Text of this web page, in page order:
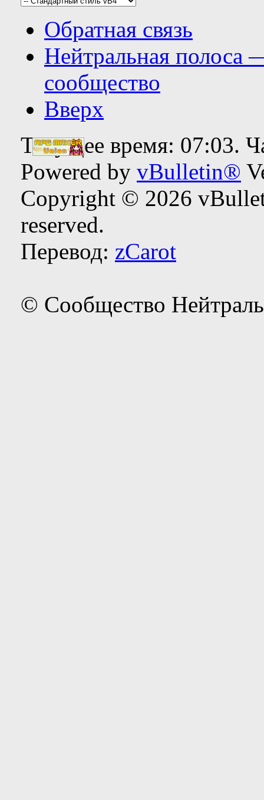
Обратная связь
Нейтральная полоса
сообщество
Вверх
Текущее время: 07:03.
Powered by vBulletin®
Copyright © 2026
reserved.
Перевод: zCarot
© Сообщество